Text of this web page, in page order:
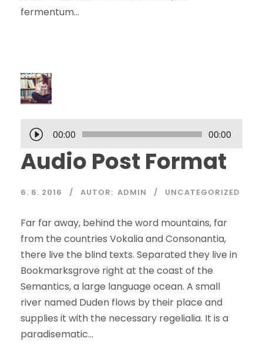
fermentum...
u
d
o
ř
e
h
r
á
v
a
č
00:00 00:00
Audio Post Format
6. 6. 2016 AUTOR: ADMIN UNCATEGORIZED
Far far away, behind the word mountains, far
from the countries Vokalia and Consonantia,
there live the blind texts. Separated they live in
Bookmarksgrove right at the coast of the
Semantics, a large language ocean. A small
river named Duden flows by their place and
supplies it with the necessary regelialia. It is a
paradisematic...